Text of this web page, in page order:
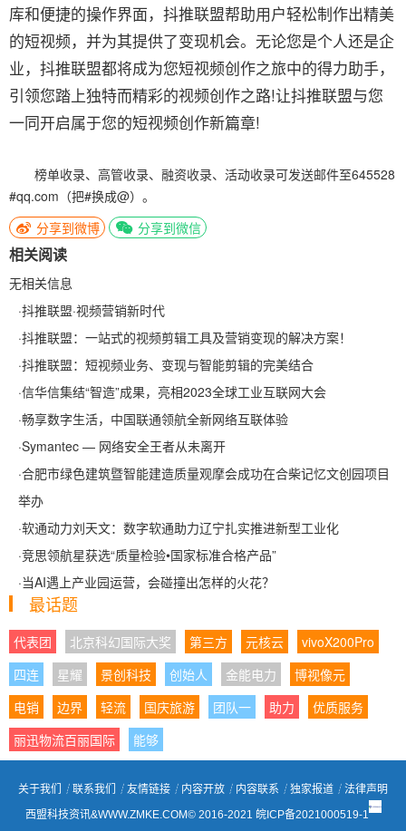
库和便捷的操作界面，抖推联盟帮助用户轻松制作出精美
的短视频，并为其提供了变现机会。无论您是个人还是企
业，抖推联盟都将成为您短视频创作之旅中的得力助手，
引领您踏上独特而精彩的视频创作之路!让抖推联盟与您
一同开启属于您的短视频创作新篇章!
榜单收录、高管收录、融资收录、活动收录可发送邮件至645528
#qq.com（把#换成@）。
分享到微博
分享到微信
相关阅读
无相关信息
·抖推联盟·视频营销新时代
·抖推联盟：一站式的视频剪辑工具及营销变现的解决方案！
·抖推联盟：短视频业务、变现与智能剪辑的完美结合
·信华信集结“智造”成果，亮相2023全球工业互联网大会
·畅享数字生活，中国联通领航全新网络互联体验
·Symantec — 网络安全王者从未离开
·合肥市绿色建筑暨智能建造质量观摩会成功在合柴记忆文创园项目
举办
·软通动力刘天文：数字软通助力辽宁扎实推进新型工业化
·竞思领航星获选“质量检验•国家标准合格产品”
·当AI遇上产业园运营，会碰撞出怎样的火花？
最话题
代表团 北京科幻国际大奖 第三方 元核云
vivoX200Pro
四连
星耀 景创科技 创始人 金能电力
博视像元
电销
边界 轻流 国庆旅游 团队一 助力
优质服务
丽迅物流百丽国际
能够
关于我们 ┊ 联系我们 ┊ 友情链接 ┊ 内容开放 ┊ 内容联系 ┊ 独家报道 ┊ 法律声明
西盟科技资讯&WWW.ZMKE.COM© 2016-2021 皖ICP备2021000519-1